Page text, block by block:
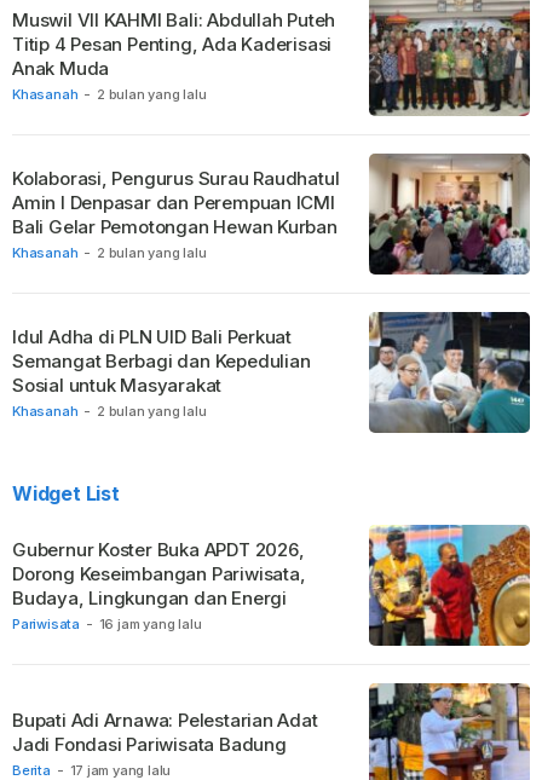
Khasanah - 2 bulan yang lalu
Muswil VII KAHMI Bali: Abdullah Puteh
Titip 4 Pesan Penting, Ada Kaderisasi
Anak Muda
Khasanah - 2 bulan yang lalu
Kolaborasi, Pengurus Surau Raudhatul
Amin I Denpasar dan Perempuan ICMI
Bali Gelar Pemotongan Hewan Kurban
Khasanah - 2 bulan yang lalu
Idul Adha di PLN UID Bali Perkuat
Semangat Berbagi dan Kepedulian
Sosial untuk Masyarakat
Widget List
Pariwisata - 16 jam yang lalu
Gubernur Koster Buka APDT 2026,
Dorong Keseimbangan Pariwisata,
Budaya, Lingkungan dan Energi
Berita - 17 jam yang lalu
Bupati Adi Arnawa: Pelestarian Adat
Jadi Fondasi Pariwisata Badung